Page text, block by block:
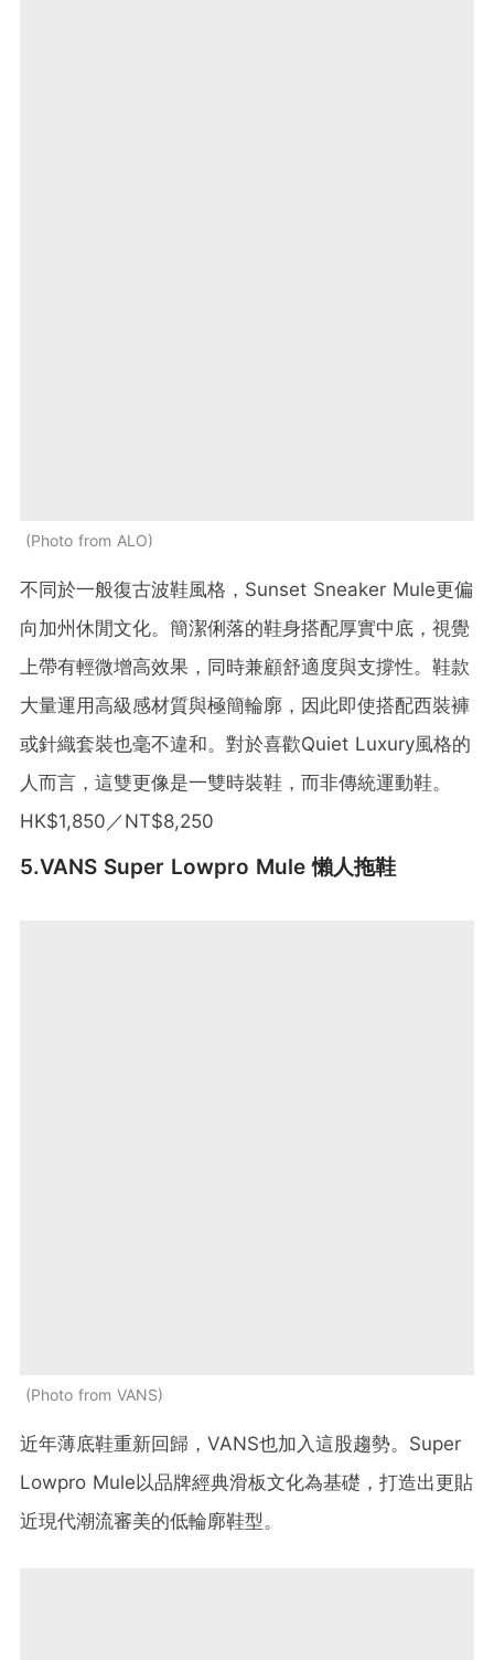
Photo from ALO
不同於一般復古波鞋風格，Sunset Sneaker Mule更偏
向加州休閒文化。簡潔俐落的鞋身搭配厚實中底，視覺
上帶有輕微增高效果，同時兼顧舒適度與支撐性。鞋款
大量運用高級感材質與極簡輪廓，因此即使搭配西裝褲
或針織套裝也毫不違和。對於喜歡Quiet Luxury風格的
人而言，這雙更像是一雙時裝鞋，而非傳統運動鞋。
HK$1,850／NT$8,250
5.VANS Super Lowpro Mule 懶人拖鞋
Photo from VANS
近年薄底鞋重新回歸，VANS也加入這股趨勢。Super
Lowpro Mule以品牌經典滑板文化為基礎，打造出更貼
近現代潮流審美的低輪廓鞋型。